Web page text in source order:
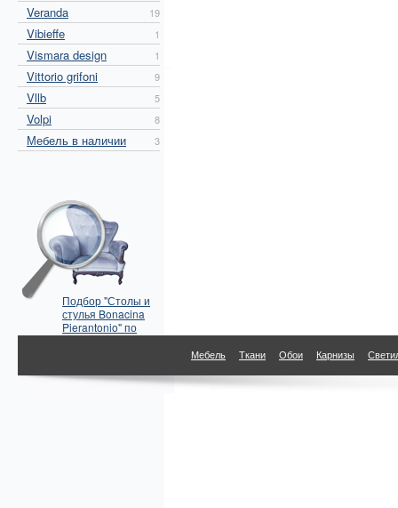
Veranda 19
Vibieffe 1
Vismara design 1
Vittorio grifoni 9
Vllb 5
Volpi 8
Мебель в наличии 3
Подбор "Столы и
стулья Bonacina
Pierantonio" по
параметрам
Мебель Ткани Обои Карнизы